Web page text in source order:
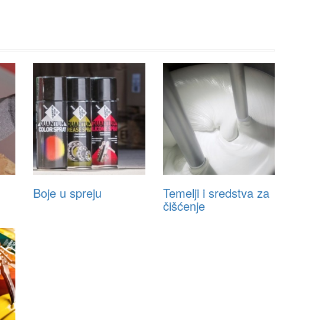
Boje u spreju Temelji i sredstva za
čišćenje